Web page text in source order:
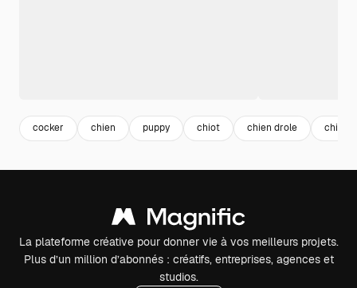
cocker chien puppy chiot chien drole chiot
La plateforme créative pour donner vie à vos meilleurs projets.
Plus d’un million d’abonnés : créatifs, entreprises, agences et
studios.